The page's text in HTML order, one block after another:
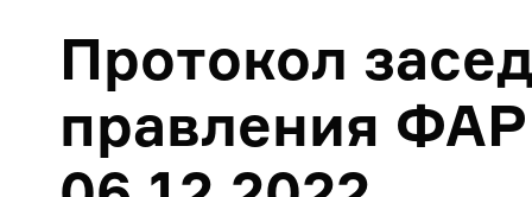
Протокол
правления